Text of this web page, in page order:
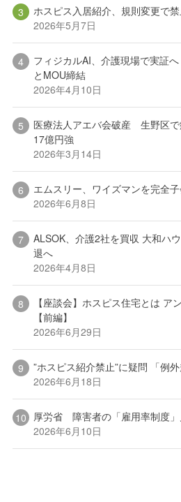
ホスピス入居紹介、規則変更で
2026年5月7日
フィジカルAI、介護現場で実証
とMOU締結
2026年4月10日
医療法人アエバ会破産 生野区
17億円強
2026年3月14日
エムスリー、ワイズマンを完全
2026年6月8日
ALSOK、介護2社を買収 大和ハ
退へ
2026年4月8日
【座談会】ホスピス住宅とは ア
【前編】
2026年6月29日
”ホスピス紹介禁止”に疑問 「例外
2026年6月18日
厚労省 障害者の「雇用率制度
2026年6月10日